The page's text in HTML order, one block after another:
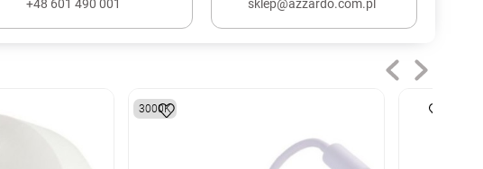
+48 601 490 001
sklep@azzardo.com.pl
3000K